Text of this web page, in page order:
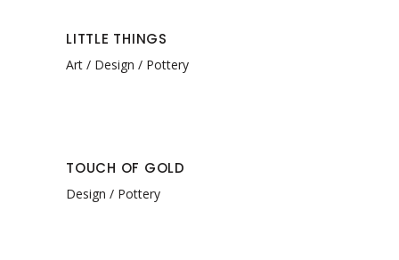
LITTLE THINGS
Art Design Pottery
TOUCH OF GOLD
Design Pottery